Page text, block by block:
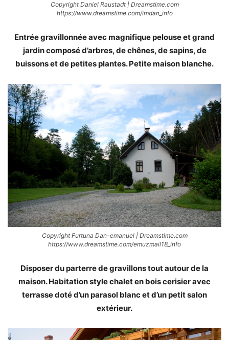
Copyright Daniel Raustadt | Dreamstime.com
https://www.dreamstime.com/imdan_info
Entrée gravillonnée avec magnifique pelouse et grand
jardin composé d’arbres, de chênes, de sapins, de
buissons et de petites plantes. Petite maison blanche.
Copyright Furtuna Dan-emanuel | Dreamstime.com
https://www.dreamstime.com/emuzmail18_info
Disposer du parterre de gravillons tout autour de la
maison. Habitation style chalet en bois cerisier avec
terrasse doté d’un parasol blanc et d’un petit salon
extérieur.